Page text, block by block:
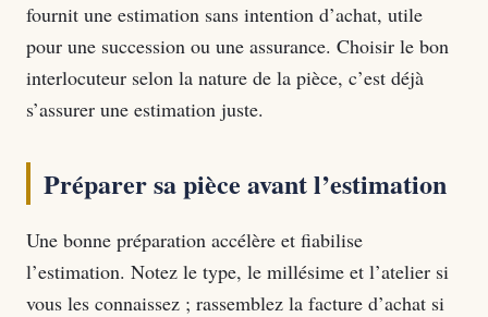
fournit une estimation sans intention d’achat, utile
pour une succession ou une assurance. Choisir le bon
interlocuteur selon la nature de la pièce, c’est déjà
s’assurer une estimation juste.
Préparer sa pièce avant l’estimation
Une bonne préparation accélère et fiabilise
l’estimation. Notez le type, le millésime et l’atelier si
vous les connaissez ; rassemblez la facture d’achat si